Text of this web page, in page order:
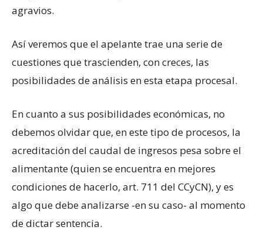
agravios.
Así veremos que el apelante trae una serie de
cuestiones que trascienden, con creces, las
posibilidades de análisis en esta etapa procesal.
En cuanto a sus posibilidades económicas, no
debemos olvidar que, en este tipo de procesos, la
acreditación del caudal de ingresos pesa sobre el
alimentante (quien se encuentra en mejores
condiciones de hacerlo, art. 711 del CCyCN), y es
algo que debe analizarse -en su caso- al momento
de dictar sentencia.